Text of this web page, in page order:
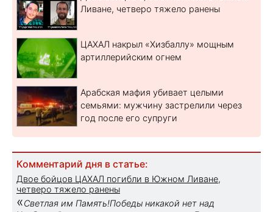
Ливане, четверо тяжело ранены
ЦАХАЛ накрыл «Хизбаллу» мощным
артиллерийским огнем
Арабская мафия убивает целыми
семьями: мужчину застрелили через
год после его супруги
Комментарий дня в статье:
Двое бойцов ЦАХАЛ погибли в Южном Ливане,
четверо тяжело ранены
«Светлая им Память!Победы никакой нет над